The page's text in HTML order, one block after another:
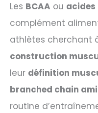
Les BCAA ou acides
complément
athlètes cherchant
construction
leur définition
branched chain
routine